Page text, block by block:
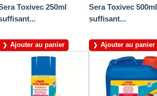
Toxivec 250ml
Ajouter au panier
Sera Toxivec 500ml
suffisant...
Ajouter au panier